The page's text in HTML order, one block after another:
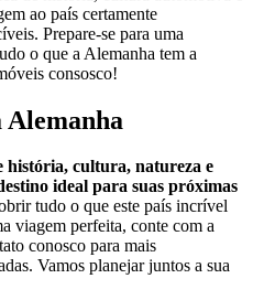
ao país certamente
Prepare-se para uma
o que a Alemanha tem a
consosco!
Alemanha
história, cultura, natureza e
ideal para suas próximas
tudo o que este país incrível
viagem perfeita, conte com a
conosco para mais
Vamos planejar juntos a sua